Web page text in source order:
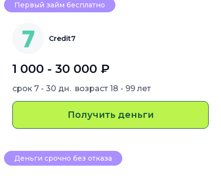
Первый займ бесплатно
Credit7
1 000 - 30 000 ₽
срок 7 - 30 дн. возраст 18 - 99 лет
Получить деньги
Деньги срочно без отказа